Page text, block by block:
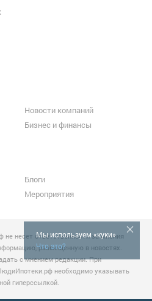
Мы используем «куки»
Что это?
Новости компаний
Бизнес и финансы
Блоги
Мероприятия
несет ответственности за мнения
размещенную в новостях.
с мнением редакции. При
необходимо указывать
гиперссылкой.